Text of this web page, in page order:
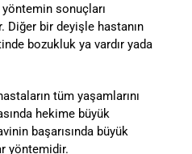
sonuçları
Diğer bir deyişle hastanın
bozukluk ya vardır yada
tüm yaşamlarını
hekime büyük
başarısında büyük
yöntemidir.